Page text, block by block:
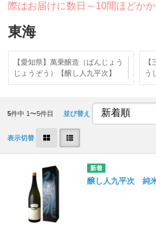
際はお届けに数日～10間ほどか
東海
【愛知県】萬乗醸造（ばんじょう
じょうぞう）【醸し人九平次】
う
5件中 1〜5件目 並び替え
表示切替
醸し人九平次 純